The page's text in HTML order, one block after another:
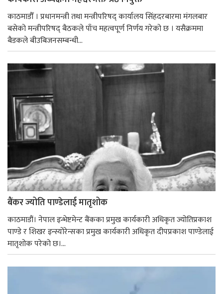
काठमाडौँ । प्रधानमन्त्री तथा मन्त्रीपरिषद् कार्यालय सिंहदरबारमा मंगलबार
बसेको मन्त्रीपरिषद् बैठकले पाँच महत्वपूर्ण निर्णय गरेको छ । यसैक्रममा
बैडकले बीउबिजनसम्बन्धी...
बैंकर ज्योति पाण्डेलाई मातृशोक
काठमाडौं। नेपाल इन्भेष्टमेन्ट बैंकका प्रमुख कार्यकारी अधिकृत ज्योतिप्रकाश
पाण्डे र शिखर इन्स्योरेन्सका प्रमुख कार्यकारी अधिकृत दीपप्रकाश पाण्डेलाई
मातृशोक परेको छ।...